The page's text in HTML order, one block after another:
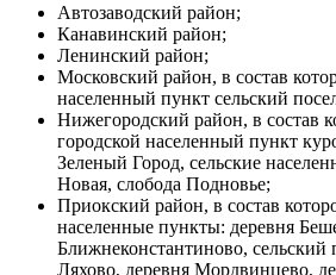
Автозаводский район;
Канавинский район;
Ленинский район;
Московский район, в состав
населенный пункт сельский
Нижегородский район, в состав
городской населенный пункт
Зеленый Город, сельские
Новая, слобода Подновье;
Приокский район, в состав
населенные пункты: деревня
Ближнеконстантиново, сельский
Ляхово, деревня Мордвинцево,